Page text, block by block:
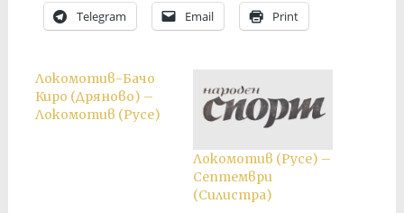
Telegram Email Print
Локомотив-Бачо
Киро (Дряново) –
Локомотив (Русе)
Локомотив (Русе) –
Септември
(Силистра)